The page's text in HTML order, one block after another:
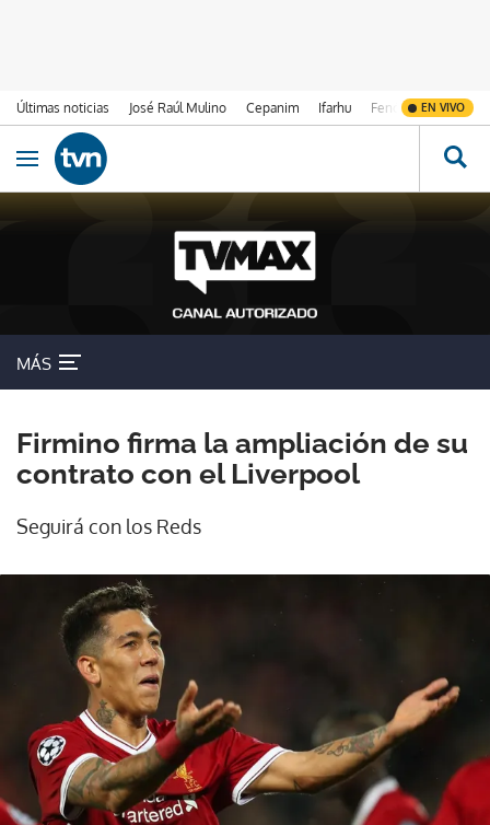
Últimas noticias José Raúl Mulino Cepanim Ifarhu Fenómeno de El
EN VIVO
Ir al contenido
Obrir navegació
MÁS
Firmino firma la ampliación de su
contrato con el Liverpool
Seguirá con los Reds